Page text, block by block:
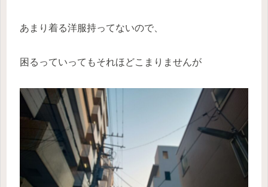
あまり着る洋服持ってないので、
困るっていってもそれほどこまりませんが